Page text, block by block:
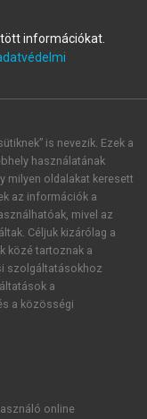
új fiókot.
információkat.
is nevezik. Ezek a
használatának
milyen oldalakat keresett
az információk a
mivel az
Céljuk kizárólag a
közé tartoznak a
szolgáltatásokhoz
a
a közösségi
online